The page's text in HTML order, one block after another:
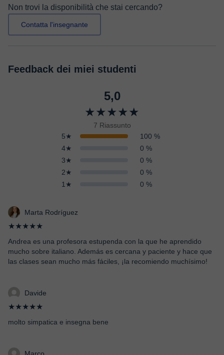
Non trovi la disponibilità che stai cercando?
Contatta l'insegnante
Feedback dei miei studenti
5,0
★★★★★
7 Riassunto
5★
100 %
4★
0 %
3★
0 %
2★
0 %
1★
0 %
Marta Rodríguez
★★★★★
Andrea es una profesora estupenda con la que he aprendido
mucho sobre italiano. Además es cercana y paciente y hace que
las clases sean mucho más fáciles, ¡la recomiendo muchísimo!
Davide
★★★★★
molto simpatica e insegna bene